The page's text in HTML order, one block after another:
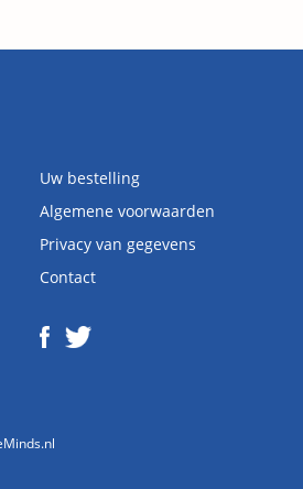
Uw bestelling
Algemene voorwaarden
Privacy van gegevens
Contact